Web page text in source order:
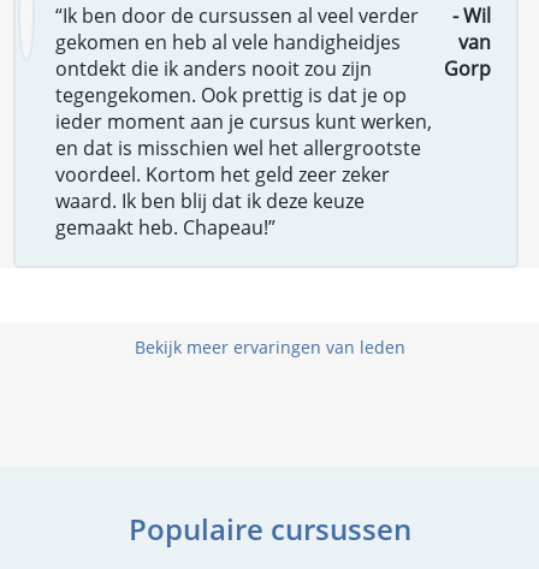
“Ik ben door de cursussen al veel verder
gekomen en heb al vele handigheidjes
ontdekt die ik anders nooit zou zijn
tegengekomen. Ook prettig is dat je op
ieder moment aan je cursus kunt werken,
en dat is misschien wel het allergrootste
voordeel. Kortom het geld zeer zeker
waard. Ik ben blij dat ik deze keuze
gemaakt heb. Chapeau!”
- Wil
van
Gorp
Bekijk meer ervaringen van leden
Populaire cursussen